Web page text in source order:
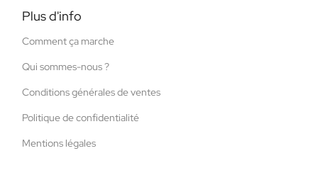
Plus d'info
Comment ça marche
Qui sommes-nous ?
Conditions générales de ventes
Politique de confidentialité
Mentions légales